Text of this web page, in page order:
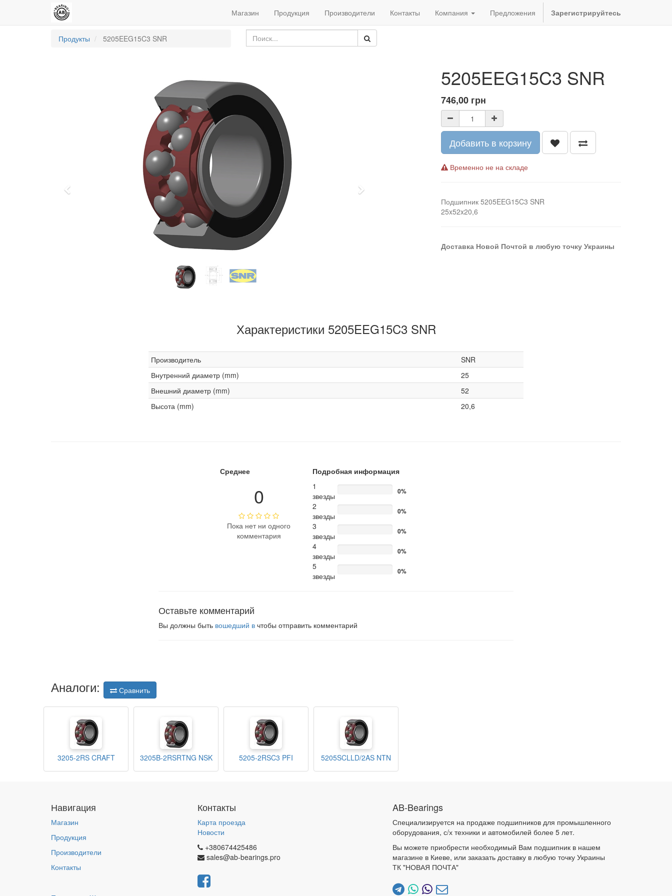
Магазин Продукция Производители Контакты Компания Предложения Зарегистрируйтесь
Продукты 5205EEG15C3 SNR
Next
5205EEG15C3 SNR
746,00 грн
Добавить в корзину
Временно не на складе
Подшипник 5205EEG15C3 SNR
25x52x20,6
Доставка Новой Почтой в любую точку Украины
Характеристики 5205EEG15C3 SNR
Производитель
SNR
Внутренний диаметр (mm)
25
Внешний диаметр (mm)
52
Высота (mm)
20,6
Среднее
0
Пока нет ни одного
комментария
Подробная информация
1
звезды
0%
2
звезды
0%
3
звезды
0%
4
звезды
0%
5
звезды
0%
Оставьте комментарий
Вы должны быть вошедший в чтобы отправить комментарий
Аналоги: Сравнить
3205-2RS CRAFT 3205B-2RSRTNG NSK 5205-2RSC3 PFI 5205SCLLD/2AS NTN
Навигация
Магазин
Продукция
Производители
Контакты
Контакты
Карта проезда
Новости
+380674425486
sales@ab-bearings.pro
AB-Bearings
Специализируется на продаже подшипников для промышленного
оборудования, с/х техники и автомобилей более 5 лет.
Вы можете приобрести необходимый Вам подшипник в нашем
магазине в Киеве, или заказать доставку в любую точку Украины
ТК "НОВАЯ ПОЧТА"